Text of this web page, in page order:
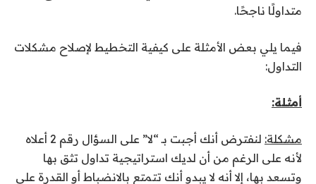
متداولًا ناجحًا.
فيما يلي بعض الأمثلة على كيفية التخطيط لإصلاح مشكلات
التداول:
أمثلة:
مشكلة:
لنفترض أنك أجبت بـ “لا” على السؤال رقم 2 أعلاه
لأنه على الرغم من أن لديك استراتيجية تداول تثق بها
وتسعد بها، إلا أنه لا يبدو أنك تتمتع بالانضباط أو القدرة على